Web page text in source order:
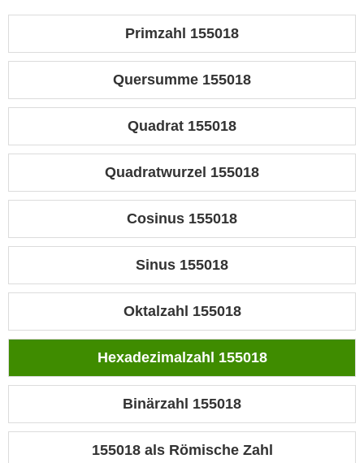
Primzahl 155018
Quersumme 155018
Quadrat 155018
Quadratwurzel 155018
Cosinus 155018
Sinus 155018
Oktalzahl 155018
Hexadezimalzahl 155018
Binärzahl 155018
155018 als Römische Zahl